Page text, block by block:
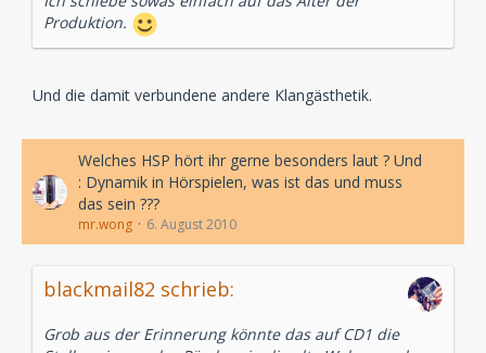
Produktion.
Und die damit verbundene andere Klangästhetik.
Welches HSP hört ihr gerne besonders laut ? Und
: Dynamik in Hörspielen, was ist das und muss
das sein ???
mr.wong 6. August 2010
blackmail82 schrieb:
Grob aus der Erinnerung könnte das auf CD1 die